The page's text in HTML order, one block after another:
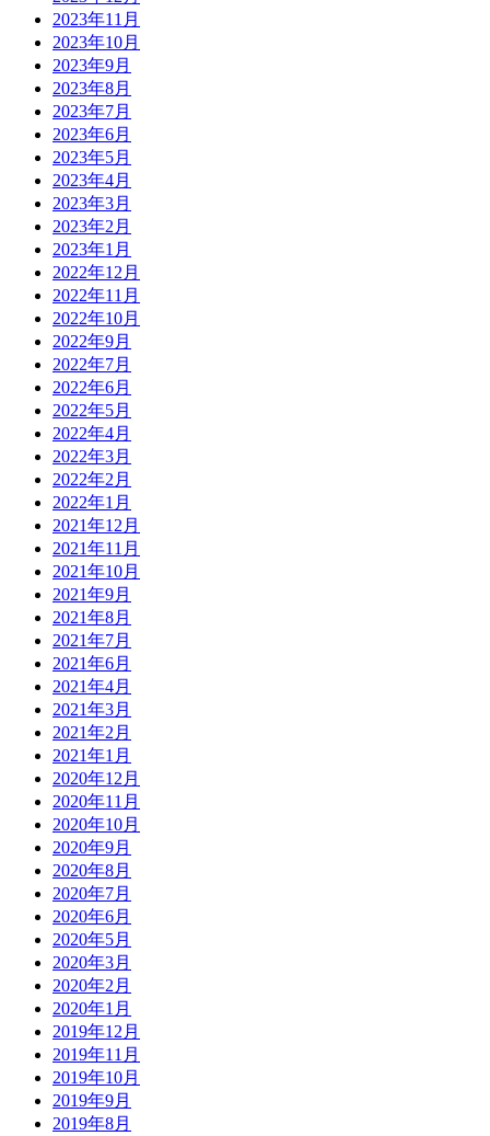
2023年11月
2023年10月
2023年9月
2023年8月
2023年7月
2023年6月
2023年5月
2023年4月
2023年3月
2023年2月
2023年1月
2022年12月
2022年11月
2022年10月
2022年9月
2022年7月
2022年6月
2022年5月
2022年4月
2022年3月
2022年2月
2022年1月
2021年12月
2021年11月
2021年10月
2021年9月
2021年8月
2021年7月
2021年6月
2021年4月
2021年3月
2021年2月
2021年1月
2020年12月
2020年11月
2020年10月
2020年9月
2020年8月
2020年7月
2020年6月
2020年5月
2020年3月
2020年2月
2020年1月
2019年12月
2019年11月
2019年10月
2019年9月
2019年8月